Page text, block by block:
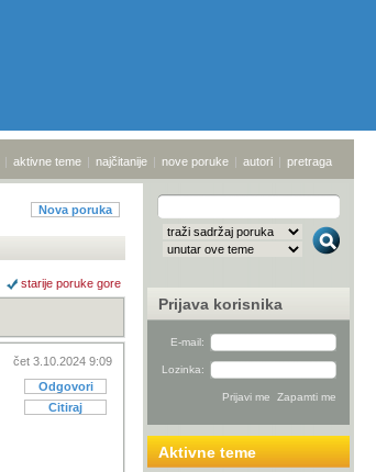
| aktivne teme | najčitanije | nove poruke | autori | pretraga
Nova poruka
starije poruke gore
čet 3.10.2024 9:09
Odgovori
Citiraj
Prijava korisnika
E-mail:
Lozinka:
Aktivne teme